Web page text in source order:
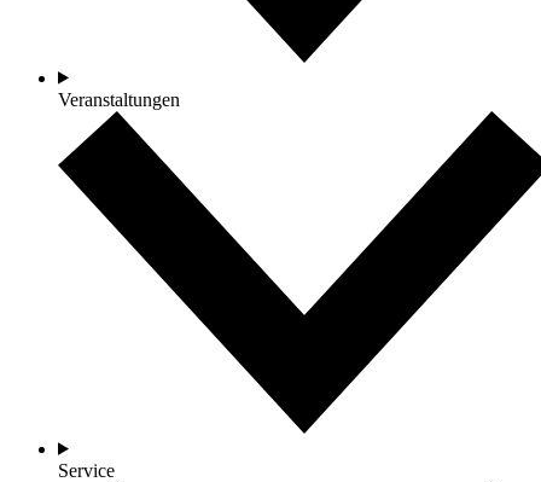
Veranstaltungen
Service